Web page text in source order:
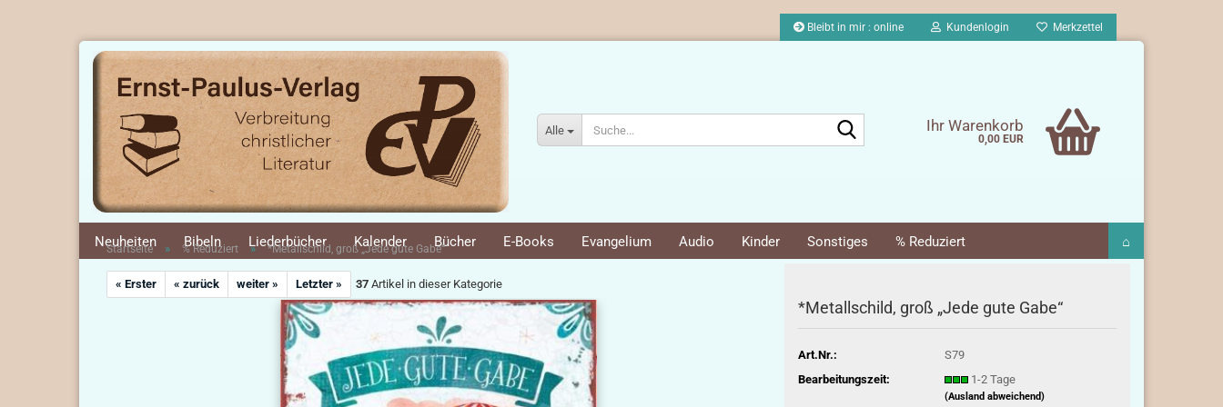
Bleibt in mir : online Kundenlogin Merkzettel
Alle Ihr Warenkorb
0,00 EUR
Neuheiten Bibeln Liederbücher Kalender Bücher E-Books Evangelium Audio Kinder Sonstiges % Reduziert ⌂
Startseite » % Reduziert » *Metallschild, groß „Jede gute Gabe“
« Erster « zurück weiter » Letzter » 37 Artikel in dieser Kategorie
*Metallschild, groß „Jede gute Gabe“
Art.Nr.:
S79
Bearbeitungszeit:
1-2 Tage
(Ausland abweichend)